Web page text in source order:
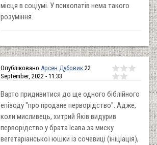
місця в соціумі. У психопатів нема такого
розуміння.
Опубліковано Арсен Дубовик 22
September, 2022 - 11:33
Варто придивитися до ще одного біблійного
епізоду "про продане перворідство". Адже,
коли мисливець, хитрий Яків видурив
перворідство у брата Ісава за миску
вегетаріанської юшки із сочевиці (ініціація),